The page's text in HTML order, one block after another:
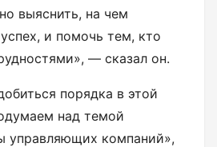
выяснить, на чем
и помочь тем, кто
— сказал он.
порядка в этой
над темой
управляющих компаний»,